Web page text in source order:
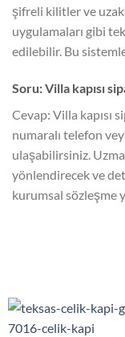
şifreli kilitler ve
uygulamaları gibi
edilebilir. Bu
Soru: Villa kapısı
Cevap: Villa kapısı
numaralı telefon
ulaşabilirsiniz.
yönlendirecek ve
kurumsal sözleşme